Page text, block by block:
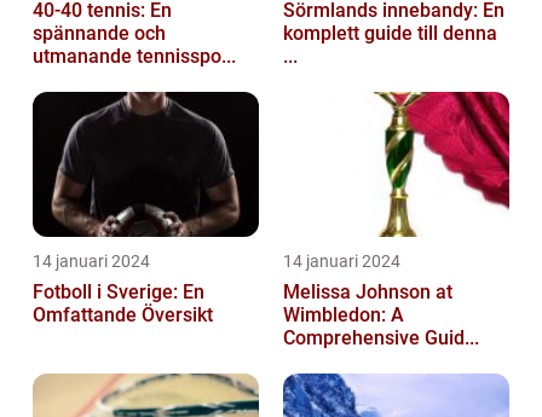
40-40 tennis: En
spännande och
utmanande tennisspo...
Sörmlands innebandy: En
komplett guide till denna
...
14 januari 2024
Fotboll i Sverige: En
Omfattande Översikt
14 januari 2024
Melissa Johnson at
Wimbledon: A
Comprehensive Guid...